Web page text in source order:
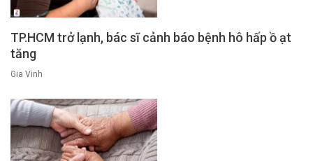
TP.HCM trở lạnh, bác sĩ cảnh báo bệnh hô hấp ồ ạt
tăng
Gia Vinh